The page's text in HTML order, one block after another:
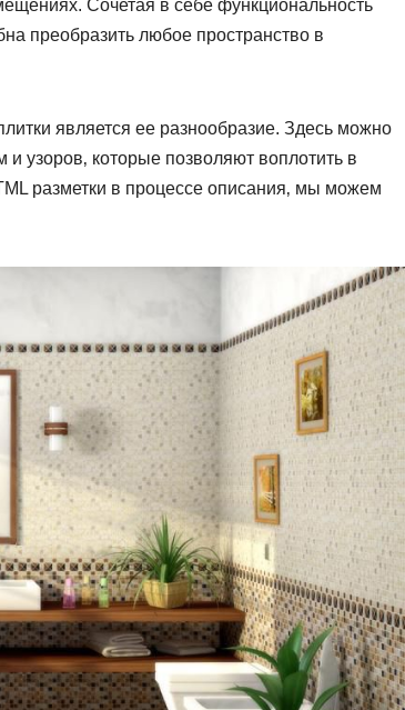
Сочетая в себе функциональность
преобразить любое пространство в
является ее разнообразие.​ Здесь можно
узоров‚ которые позволяют воплотить в
разметки в процессе описания‚ мы можем